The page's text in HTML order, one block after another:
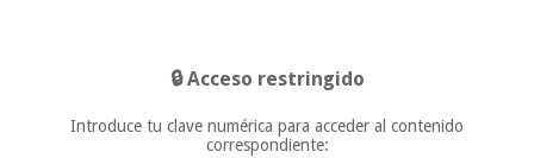
🔒 Acceso restringido
Introduce tu clave numérica para acceder al contenido
correspondiente: